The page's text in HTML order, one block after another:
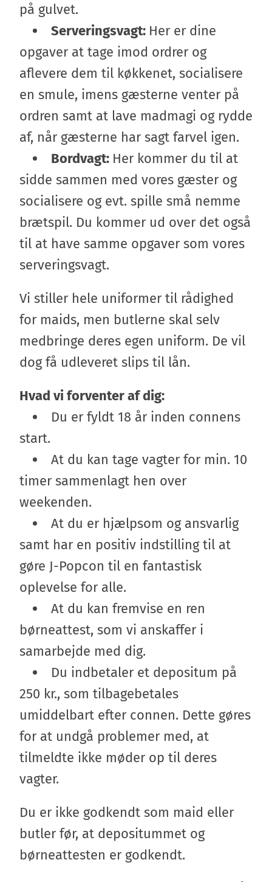
på gulvet.
Serveringsvagt: Her er dine
opgaver at tage imod ordrer og
aflevere dem til køkkenet, socialisere
en smule, imens gæsterne venter på
ordren samt at lave madmagi og rydde
af, når gæsterne har sagt farvel igen.
Bordvagt: Her kommer du til at
sidde sammen med vores gæster og
socialisere og evt. spille små nemme
brætspil. Du kommer ud over det også
til at have samme opgaver som vores
serveringsvagt.
Vi stiller hele uniformer til rådighed
for maids, men butlerne skal selv
medbringe deres egen uniform. De vil
dog få udleveret slips til lån.
Hvad vi forventer af dig:
Du er fyldt 18 år inden connens
start.
At du kan tage vagter for min. 10
timer sammenlagt hen over
weekenden.
At du er hjælpsom og ansvarlig
samt har en positiv indstilling til at
gøre J-Popcon til en fantastisk
oplevelse for alle.
At du kan fremvise en ren
børneattest, som vi anskaffer i
samarbejde med dig.
Du indbetaler et depositum på
250 kr., som tilbagebetales
umiddelbart efter connen. Dette gøres
for at undgå problemer med, at
tilmeldte ikke møder op til deres
vagter.
Du er ikke godkendt som maid eller
butler før, at depositummet og
børneattesten er godkendt.